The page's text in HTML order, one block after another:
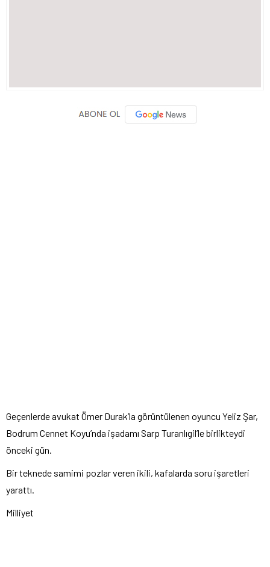
Geçenlerde avukat Ömer Durak’la görüntülenen oyuncu Yeliz Şar,
Bodrum Cennet Koyu’nda işadamı Sarp Turanlıgil’le birlikteydi
önceki gün.
Bir teknede samimi pozlar veren ikili, kafalarda soru işaretleri
yarattı.
Milliyet